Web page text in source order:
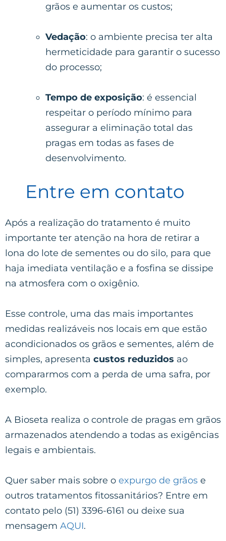
grãos e aumentar os custos;
Vedação: o ambiente precisa ter alta
hermeticidade para garantir o sucesso
do processo;
Tempo de exposição: é essencial
respeitar o período mínimo para
assegurar a eliminação total das
pragas em todas as fases de
desenvolvimento.
Entre em contato
Após a realização do tratamento é muito
importante ter atenção na hora de retirar a
lona do lote de sementes ou do silo, para que
haja imediata ventilação e a fosfina se dissipe
na atmosfera com o oxigênio.
Esse controle, uma das mais importantes
medidas realizáveis nos locais em que estão
acondicionados os grãos e sementes, além de
simples, apresenta custos reduzidos ao
compararmos com a perda de uma safra, por
exemplo.
A Bioseta realiza o controle de pragas em grãos
armazenados atendendo a todas as exigências
legais e ambientais.
Quer saber mais sobre o expurgo de grãos e
outros tratamentos fitossanitários? Entre em
contato pelo (51) 3396-6161 ou deixe sua
mensagem AQUI.